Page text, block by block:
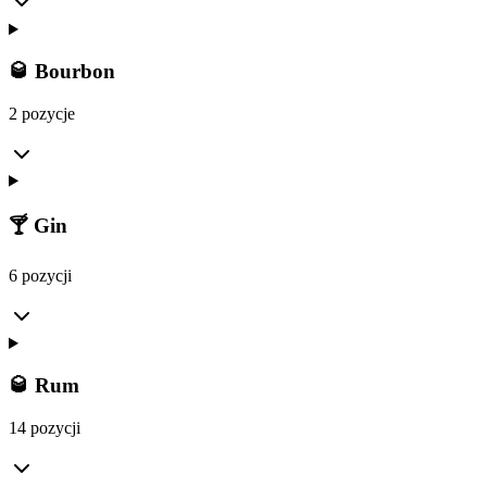
🥃 Bourbon
2 pozycje
🍸 Gin
6 pozycji
🥃 Rum
14 pozycji